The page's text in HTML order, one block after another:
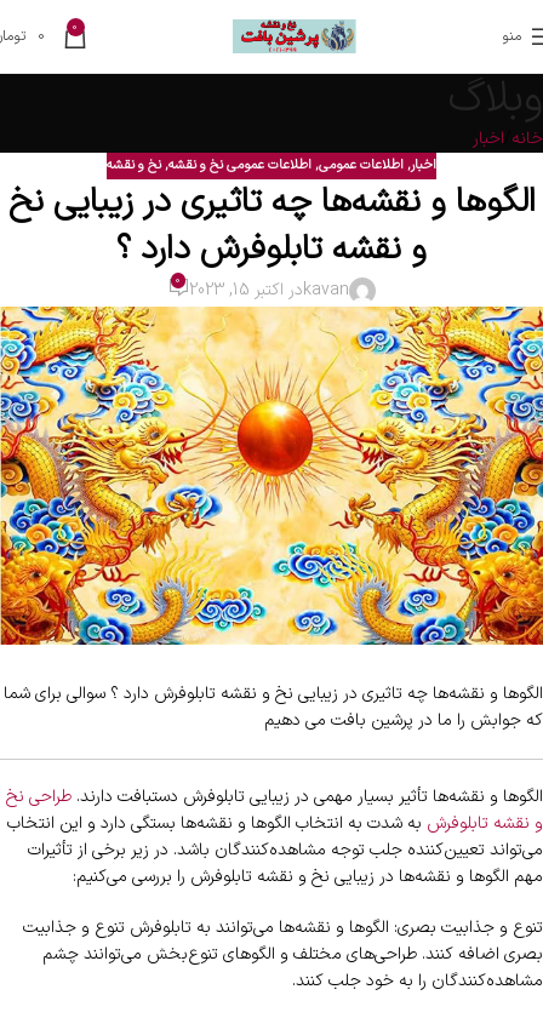
منو 0
0
وبلاگ
خانه اخبار
اخبار,اطلاعات عمومی,اطلاعات عمومی نخ و نقشه,نخ و نقشه
الگوها و نقشه‌ها چه تاثیری در زیبایی نخ
و نقشه تابلوفرش دارد ؟
kavanدر اکتبر 15, 2023 0
الگوها و نقشه‌ها چه تاثیری در زیبایی نخ و نقشه تابلوفرش دارد ؟ سوالی برای شما
که جوابش را ما در پرشین بافت می دهیم
الگوها و نقشه‌ها تأثیر بسیار مهمی در زیبایی تابلوفرش دستبافت دارند. طراحی نخ
و نقشه تابلوفرش به شدت به انتخاب الگوها و نقشه‌ها بستگی دارد و این انتخاب
می‌تواند تعیین‌کننده جلب توجه مشاهده‌کنندگان باشد. در زیر برخی از تأثیرات
مهم الگوها و نقشه‌ها در زیبایی نخ و نقشه تابلوفرش را بررسی می‌کنیم:
تنوع و جذابیت بصری: الگوها و نقشه‌ها می‌توانند به تابلوفرش تنوع و جذابیت
بصری اضافه کنند. طراحی‌های مختلف و الگوهای تنوع‌بخش می‌توانند چشم
مشاهده‌کنندگان را به خود جلب کنند.